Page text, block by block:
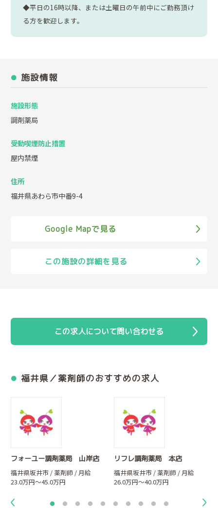
◆平日の16時以降、または土曜日の午前中にご勤務頂け
る方を歓迎します。
施設情報
施設形態
調剤薬局
受動喫煙防止措置
屋内禁煙
住所
福井県あわら市中番9-4
Google Mapで見る
この施設の詳細を見る
この求人について問い合わせる
福井県／薬剤師のおすすめの求人
フォーユー調剤薬局 山岸店
福井県坂井市 / 薬剤師 / 月給
23.0万円～45.0万円
リフレ調剤薬局 本店
福井県坂井市 / 薬剤師 / 月給
26.0万円～40.0万円